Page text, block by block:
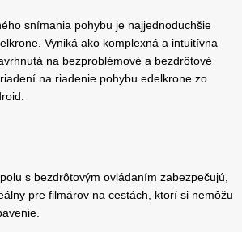
snímania pohybu je najjednoduchšie
Vyniká ako komplexná a intuitívna
na bezproblémové a bezdrôtové
na riadenie pohybu edelkrone zo
s bezdrôtovým ovládaním zabezpečujú,
pre filmárov na cestách, ktorí si nemôžu